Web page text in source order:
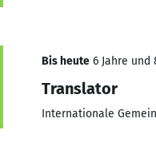
Bis heute 6 Jahre und
Translator
Internationale